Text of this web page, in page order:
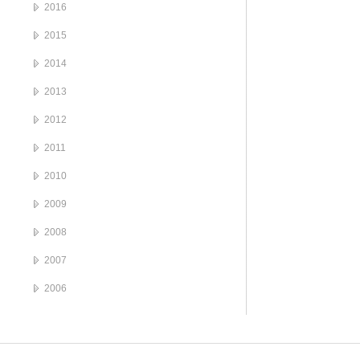
2016
2015
2014
2013
2012
2011
2010
2009
2008
2007
2006